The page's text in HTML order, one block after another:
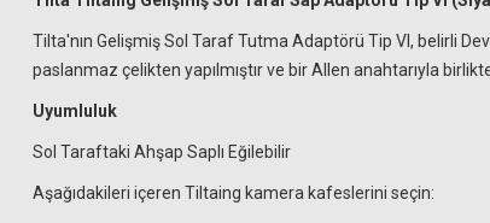
Tilta'nın Gelişmiş Sol Taraf Tutma Adaptörü Tip VI, belirli
paslanmaz çelikten yapılmıştır ve bir Allen anahtarıyla
Uyumluluk
Sol Taraftaki Ahşap Saplı Eğilebilir
Aşağıdakileri içeren Tiltaing kamera kafeslerini seçin: